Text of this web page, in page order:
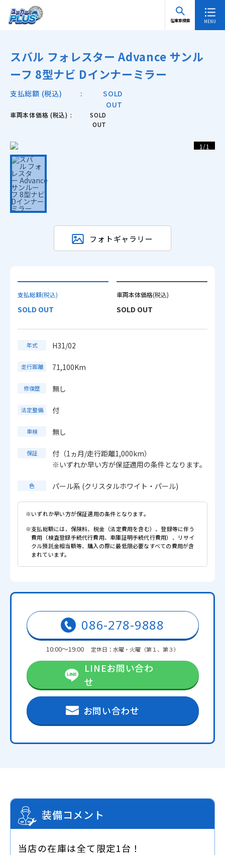
在庫車検索
TOP 在庫車検索 一覧
スバル フォレスター Advance サンルーフ 8型ナ
ビ Dインナーミラー
スバル フォレスター Advance サンル
ーフ 8型ナビ Dインナーミラー
支払総額 (税込)
SOLD
OUT
車両本体価格 (税込)
SOLD
OUT
1 /1
フォトギャラリー
支払総額(税込)
SOLD OUT
車両本体価格(税込)
SOLD OUT
年式 H31/02
走行距離 71,100Km
修復歴 無し
法定整備 付
車検 無し
保証
付（1ヵ月/走行距離1,000km）
※いずれか早い方が保証適用の条件となります。
色 パール系 (クリスタルホワイト・パール)
※いずれか早い方が保証適用の条件となります。
※支払総額には、保険料、税金（法定費用を含む）、登録等に伴う
費用（検査登録手続代行費用、車庫証明手続代行費用）、リサイ
クル預託金相当額等、購入の際に最低限必要なすべての費用が含
まれています。
086-278-9888
10:00～19:00 定休日：水曜・火曜（第１、第３）
LINEお問い合わ
せ
お問い合わせ
装備コメント
当店の在庫は全て限定1台！